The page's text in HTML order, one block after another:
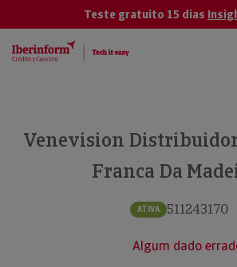
Teste gratuito 15 dias
Venevision
Franca Da
ATIVA 511243170
Algum dado